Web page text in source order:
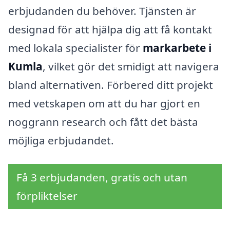
erbjudanden du behöver. Tjänsten är
designad för att hjälpa dig att få kontakt
med lokala specialister för markarbete i
Kumla, vilket gör det smidigt att navigera
bland alternativen. Förbered ditt projekt
med vetskapen om att du har gjort en
noggrann research och fått det bästa
möjliga erbjudandet.
Få 3 erbjudanden, gratis och utan
förpliktelser